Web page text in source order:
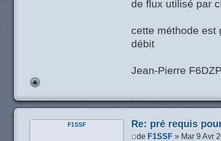
de flux utilisé par
cette méthode est
débit
Jean-Pierre
Re: pré requis
de F1SSF » Mar 9 Avr
F1SSF